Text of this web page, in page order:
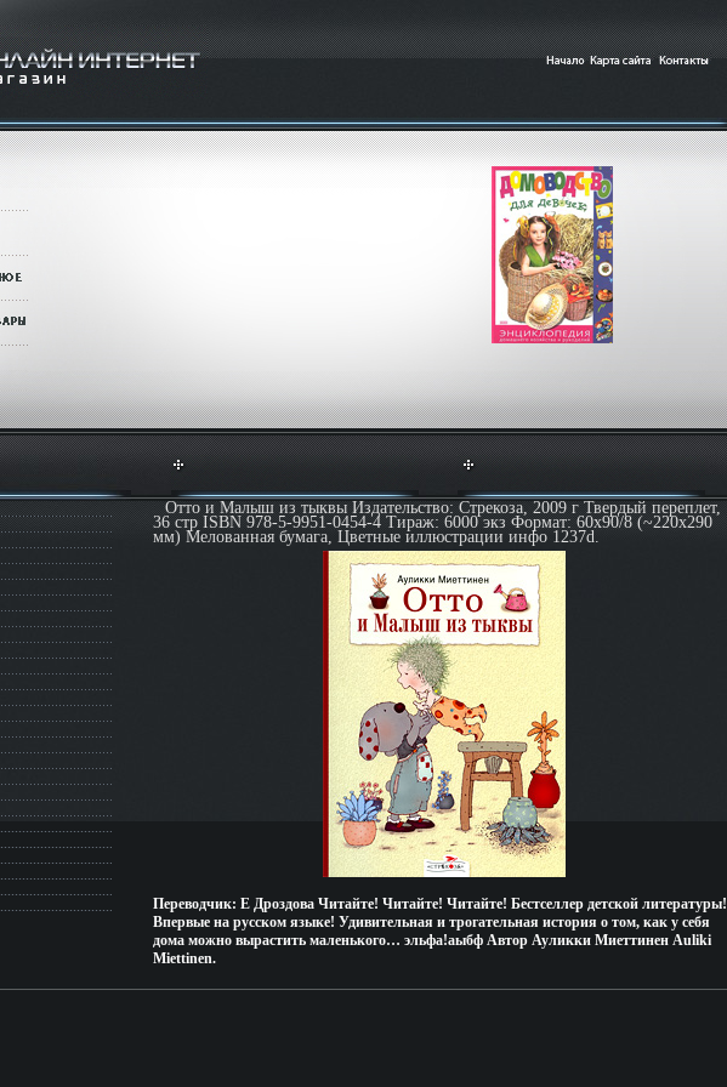
Отто и Малыш из тыквы Издательство: Стрекоза, 2009 г Твердый переплет,
36 стр ISBN 978-5-9951-0454-4 Тираж: 6000 экз Формат: 60x90/8 (~220х290
мм) Мелованная бумага, Цветные иллюстрации инфо 1237d.
Переводчик: Е Дроздова Читайте! Читайте! Читайте! Бестселлер детской литературы!
Впервые на русском языке! Удивительная и трогательная история о том, как у себя
дома можно вырастить маленького… эльфа!аыбф Автор Ауликки Миеттинен Auliki
Miettinen.